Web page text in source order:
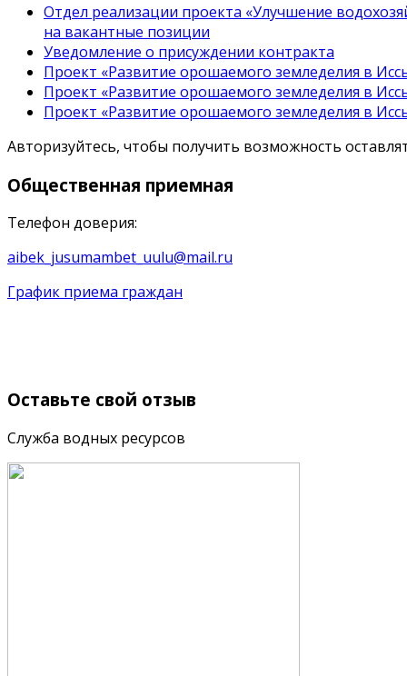
Отдел реализации проекта «Улучшение
на вакантные позиции
Уведомление о присуждении контракта
Проект «Развитие орошаемого земледелия в
Проект «Развитие орошаемого земледелия в
Проект «Развитие орошаемого земледелия в
Авторизуйтесь, чтобы получить возможность
Общественная приемная
Телефон доверия:
aibek_jusumambet_uulu@mail.ru
График приема граждан
Оставьте свой отзыв
Служба водных ресурсов